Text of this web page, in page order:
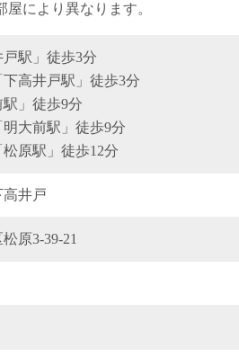
により異なります。
駅」徒歩3分
高井戸駅」徒歩3分
」徒歩9分
大前駅」徒歩9分
原駅」徒歩12分
井戸
原3-39-21